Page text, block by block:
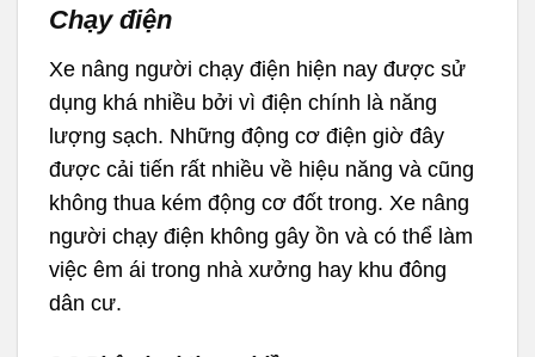
Chạy điện
Xe nâng người chạy điện hiện nay được sử
dụng khá nhiều bởi vì điện chính là năng
lượng sạch. Những động cơ điện giờ đây
được cải tiến rất nhiều về hiệu năng và cũng
không thua kém động cơ đốt trong. Xe nâng
người chạy điện không gây ồn và có thể làm
việc êm ái trong nhà xưởng hay khu đông
dân cư.